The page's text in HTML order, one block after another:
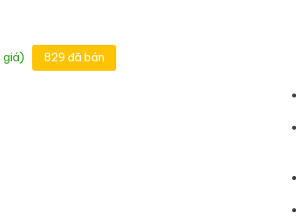
giá) 829 đã bán